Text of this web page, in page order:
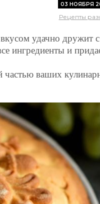
03 НОЯБРЯ
Рецепты
удачно
ингредиенты и
частью ваших